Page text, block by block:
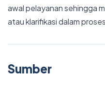
awal pelayanan sehingga
atau klarifikasi dalam
Sumber